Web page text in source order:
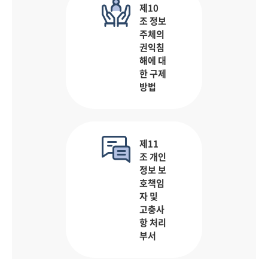
제10
조 정보
주체의
권익침
해에 대
한 구제
방법
제11
조 개인
정보 보
호책임
자 및
고충사
항 처리
부서